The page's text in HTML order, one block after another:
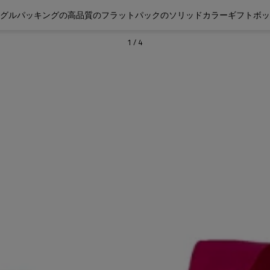
ルパッキングの高品質のフラットパックのソリッドカラーギフトボ
1 / 4